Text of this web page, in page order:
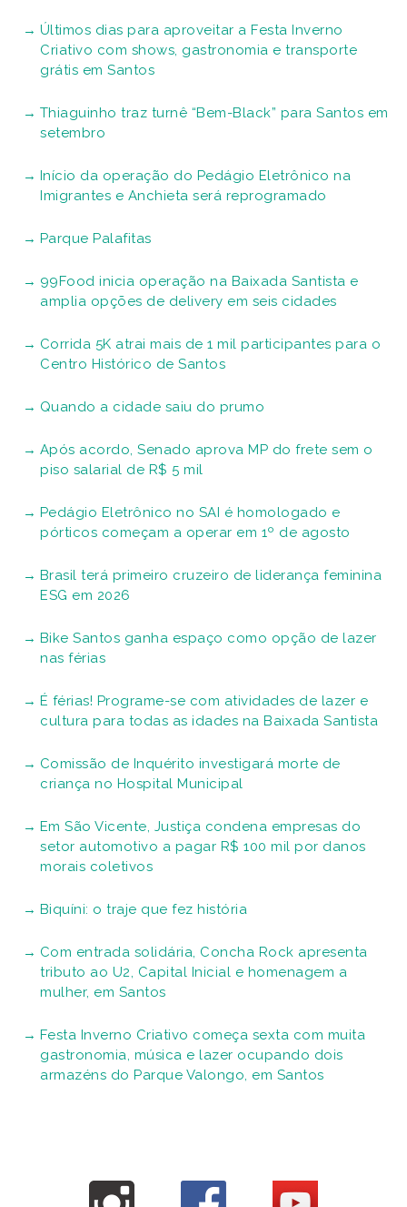
Últimos dias para aproveitar a Festa Inverno
Criativo com shows, gastronomia e transporte
grátis em Santos
Thiaguinho traz turnê “Bem-Black” para Santos em
setembro
Início da operação do Pedágio Eletrônico na
Imigrantes e Anchieta será reprogramado
Parque Palafitas
99Food inicia operação na Baixada Santista e
amplia opções de delivery em seis cidades
Corrida 5K atrai mais de 1 mil participantes para o
Centro Histórico de Santos
Quando a cidade saiu do prumo
Após acordo, Senado aprova MP do frete sem o
piso salarial de R$ 5 mil
Pedágio Eletrônico no SAI é homologado e
pórticos começam a operar em 1º de agosto
Brasil terá primeiro cruzeiro de liderança feminina
ESG em 2026
Bike Santos ganha espaço como opção de lazer
nas férias
É férias! Programe-se com atividades de lazer e
cultura para todas as idades na Baixada Santista
Comissão de Inquérito investigará morte de
criança no Hospital Municipal
Em São Vicente, Justiça condena empresas do
setor automotivo a pagar R$ 100 mil por danos
morais coletivos
Biquíni: o traje que fez história
Com entrada solidária, Concha Rock apresenta
tributo ao U2, Capital Inicial e homenagem a
mulher, em Santos
Festa Inverno Criativo começa sexta com muita
gastronomia, música e lazer ocupando dois
armazéns do Parque Valongo, em Santos